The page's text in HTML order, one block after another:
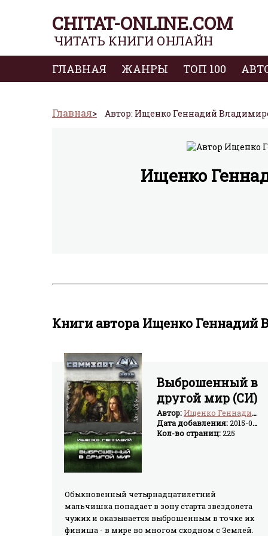
CHITAT-ONLINE.COM
ЧИТАТЬ КНИГИ ОНЛАЙН
ГЛАВНАЯ ЖАНРЫ ТОП 100
Главная Автор: Ищенко Геннадий
Ищенко
Книги автора Ищенко Геннадий
Выброшенный в
другой мир (СИ)
Автор:Ищенко Геннадий Владимирович
Дата добавления:2015-08-25
Кол-во страниц:225
Обыкновенный четырнадцатилетний
мальчишка попадает в зону старта звездолета
чужих и оказывается выброшенным в точке их
финиша - в мире во многом сходном с Землей.